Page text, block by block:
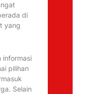
di
yang
informasi
pilihan
Selain